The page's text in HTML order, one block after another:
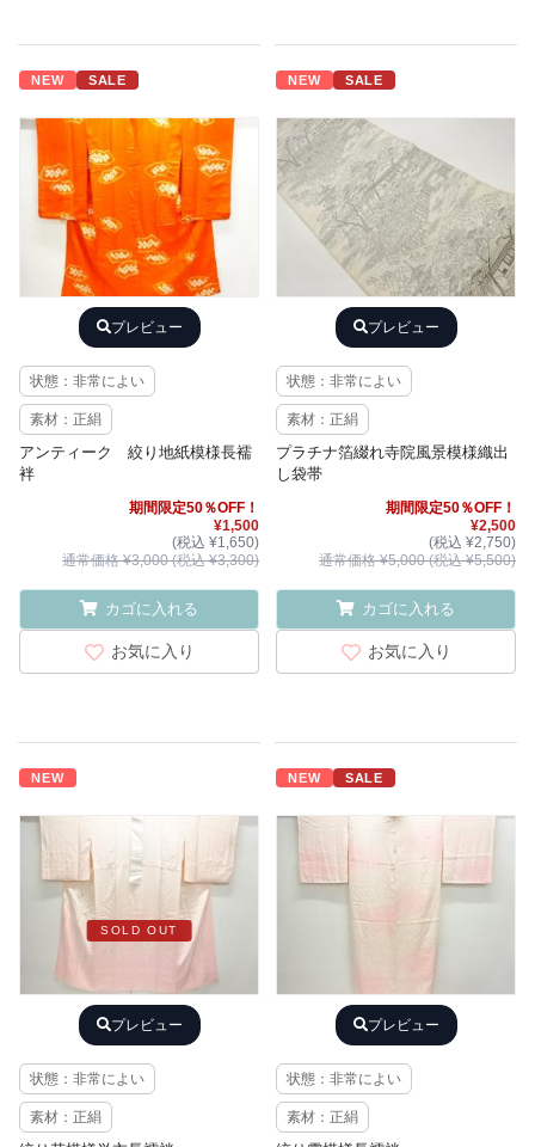
NEW SALE
プレビュー
状態：非常によい
素材：正絹
アンティーク 絞り地紙模様長襦
袢
期間限定50％OFF！
¥1,500
(税込 ¥1,650)
通常価格 ¥3,000 (税込 ¥3,300)
カゴに入れる
お気に入り
NEW SALE
プレビュー
状態：非常によい
素材：正絹
プラチナ箔綴れ寺院風景模様織出
し袋帯
期間限定50％OFF！
¥2,500
(税込 ¥2,750)
通常価格 ¥5,000 (税込 ¥5,500)
カゴに入れる
お気に入り
NEW
SOLD OUT
プレビュー
状態：非常によい
素材：正絹
NEW SALE
プレビュー
状態：非常によい
素材：正絹